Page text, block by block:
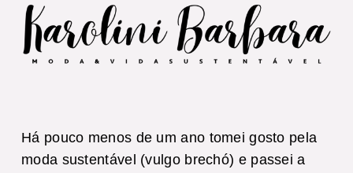
Há pouco menos de um ano tomei gosto pela
moda sustentável (vulgo brechó) e passei a